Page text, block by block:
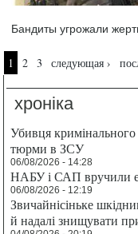
Бандиты угрожали
Страницы
1 2 3 следующая ›
хроніка
Убивця кримінального
тюрми в ЗСУ
06/08/2026 - 14:28
НАБУ і САП вручили
06/08/2026 - 12:19
Звичайнісіньке
й надалі знищувати